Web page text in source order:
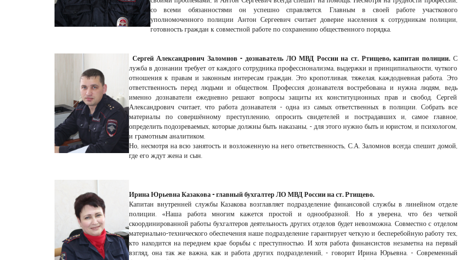
со всеми обязанностями он успешно справляется. Главным в своей работе участкового
уполномоченного полиции Антон Сергеевич считает доверие населения к сотрудникам полиции,
готовность граждан к совместной работе по сохранению общественного порядка.
Сергей Александрович Заломнов - дознаватель ЛО МВД России на ст. Ртищево, капитан полиции. С
лужба в дознании требует от каждого сотрудника профессионализма, выдержки и принципиальности, чуткого
отношения к правам и законным интересам граждан. Это кропотливая, тяжелая, каждодневная работа. Это
ответственность перед людьми и обществом. Профессия дознавателя востребована и нужна людям, ведь
именно дознаватели ежедневно решают вопросы защиты их конституционных прав и свобод. Сергей
Александрович считает, что работа дознавателя - одна из самых ответственных в полиции. Собрать все
материалы по совершённому преступлению, опросить свидетелей и пострадавших и, самое главное,
определить подозреваемых, которые должны быть наказаны, - для этого нужно быть и юристом, и психологом,
и грамотным аналитиком.
Но, несмотря на всю занятость и возложенную на него ответственность, С.А. Заломнов всегда спешит домой,
где его ждут жена и сын.
Ирина Юрьевна Казакова - главный бухгалтер ЛО МВД России на ст. Ртищево.
Капитан внутренней службы Казакова возглавляет подразделение финансовой службы в линейном отделе
полиции. «Наша работа многим кажется простой и однообразной. Но я уверена, что без четкой
скоординированной работы бухгалтеров деятельность других отделов будет невозможна. Совместно с отделом
материально-технического обеспечения наше подразделение гарантирует четкую и бесперебойную работу тех,
кто находится на переднем крае борьбы с преступностью. И хотя работа финансистов незаметна на первый
взгляд, она так же важна, как и работа других подразделений, - говорит Ирина Юрьевна. - Современный